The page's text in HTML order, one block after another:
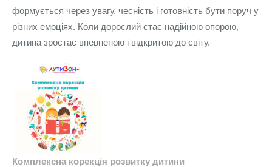
формується через увагу, чесність і готовність бути поруч у
різних емоціях. Коли дорослий стає надійною опорою,
дитина зростає впевненою і відкритою до світу.
Комплексна корекція розвитку дитини